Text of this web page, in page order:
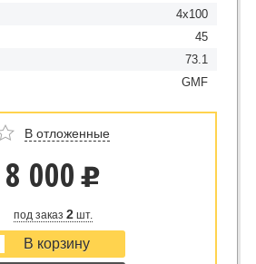
4x100
45
73.1
GMF
В отложенные
8 000 u
под заказ 2шт.